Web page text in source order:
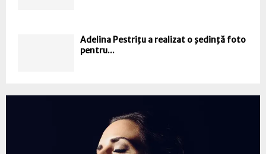
Adelina Pestriţu a realizat o şedinţă foto
pentru...